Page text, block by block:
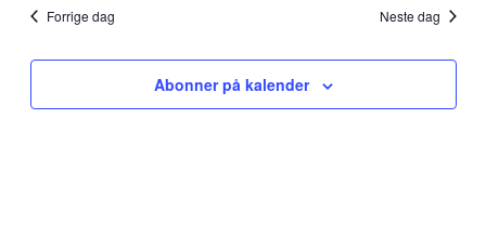
Views
Forrige dag
Neste dag
Abonner på kalender